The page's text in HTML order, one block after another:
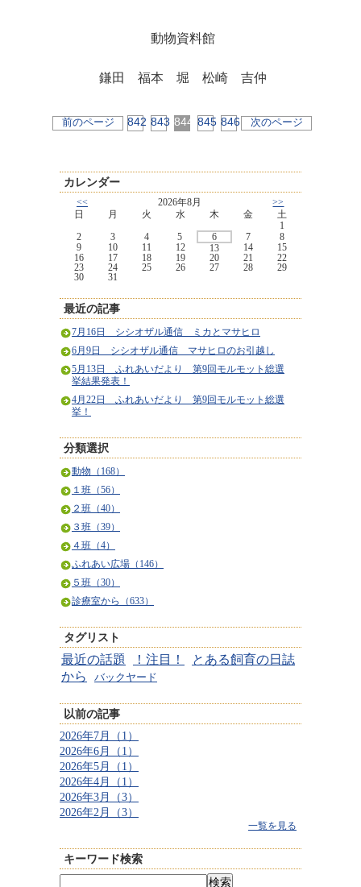
動物資料館
鎌田 福本 堀 松崎 吉仲
前のページ 842 843 844 845 846 次のページ
カレンダー
<< 2026年8月
>>
日
月 火 水 木 金
土
1
2
3 4 5 6 7
8
9
10 11 12 13 14
15
16
17 18 19 20 21
22
23
24 25 26 27 28
29
30
31
最近の記事
7月16日 シシオザル通信 ミカとマサヒロ
6月9日 シシオザル通信 マサヒロのお引越し
5月13日 ふれあいだより 第9回モルモット総選
挙結果発表！
4月22日 ふれあいだより 第9回モルモット総選
挙！
分類選択
動物（168）
１班（56）
２班（40）
３班（39）
４班（4）
ふれあい広場（146）
５班（30）
診療室から（633）
タグリスト
最近の話題 ！注目！
とある飼育の日誌
から
バックヤード
以前の記事
2026年7月（1）
2026年6月（1）
2026年5月（1）
2026年4月（1）
2026年3月（3）
2026年2月（3）
一覧を見る
キーワード検索